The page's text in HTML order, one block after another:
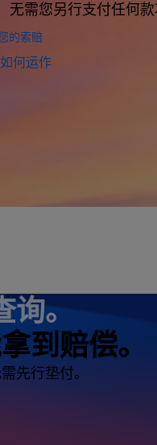
需您另行支付任何款
的索赔
何运作
询。
到赔偿。
先行垫付。